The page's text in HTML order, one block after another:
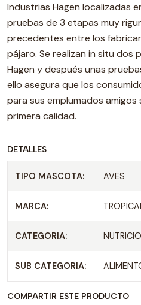
Industrias Hagen localizadas
pruebas de 3 etapas muy
precedentes entre los
pájaro. Se realizan in situ dos
Hagen y después unas
ello asegura que los
para sus emplumados
primera calidad.
DETALLES
TIPO MASCOTA: AVES
MARCA:
CATEGORIA:
SUB CATEGORIA:
COMPARTIR ESTE PRODUCTO